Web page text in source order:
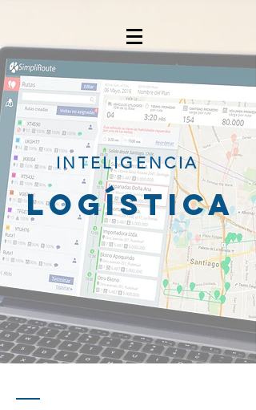
INTELIGENCIA
LOGÍSTICA